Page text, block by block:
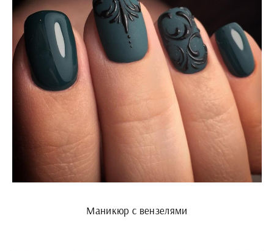
Маникюр с вензелями